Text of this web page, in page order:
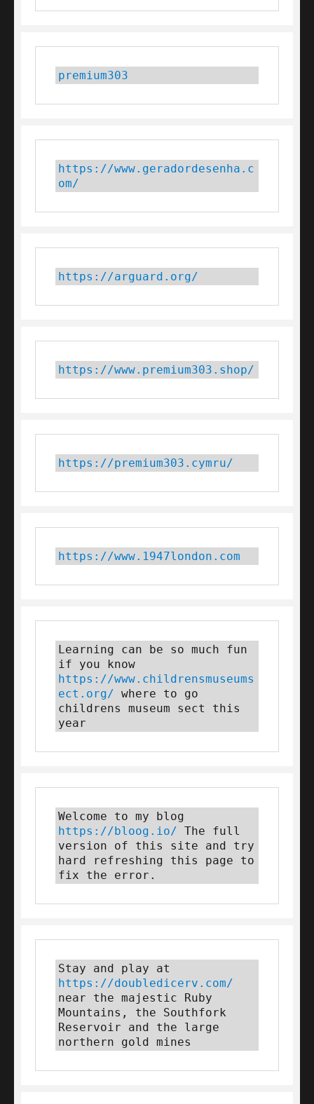
premium303
https://www.geradordesenha.c
om/
https://arguard.org/
https://www.premium303.shop/
https://premium303.cymru/
https://www.1947london.com
Learning can be so much fun
https://www.childrensmuseums
ect.org/ where to go
childrens museum sect this
year
https://bloog.io/ The full
version of this site and try
hard refreshing this page to
fix the error.
https://doubledicerv.com/
near the majestic Ruby
Mountains, the Southfork
Reservoir and the large
northern gold mines